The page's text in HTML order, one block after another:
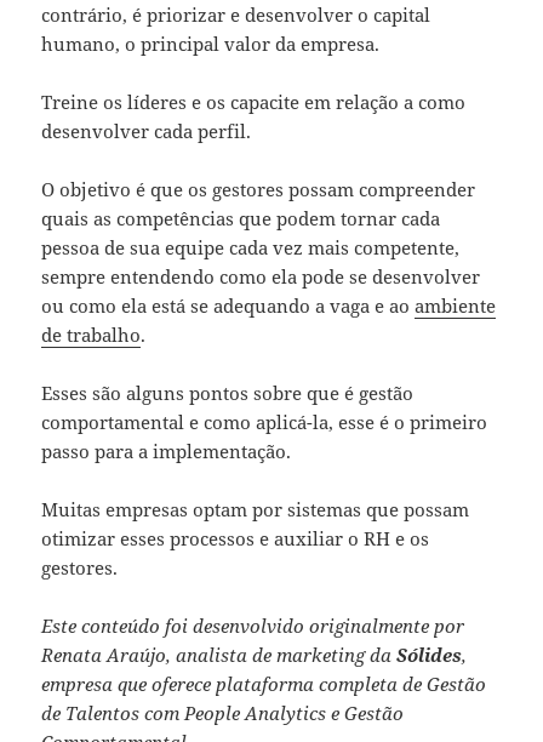
contrário, é priorizar e desenvolver o capital
humano, o principal valor da empresa.
Treine os líderes e os capacite em relação a como
desenvolver cada perfil.
O objetivo é que os gestores possam compreender
quais as competências que podem tornar cada
pessoa de sua equipe cada vez mais competente,
sempre entendendo como ela pode se desenvolver
ou como ela está se adequando a vaga e aoambiente
de trabalho.
Esses são alguns pontos sobre que é gestão
comportamental e como aplicá-la, esse é o primeiro
passo para a implementação.
Muitas empresas optam por sistemas que possam
otimizar esses processos e auxiliar o RH e os
gestores.
Este conteúdo foi desenvolvido originalmente por
Renata Araújo, analista de marketing daSólides,
empresa que oferece plataforma completa de Gestão
de Talentos com People Analytics e Gestão